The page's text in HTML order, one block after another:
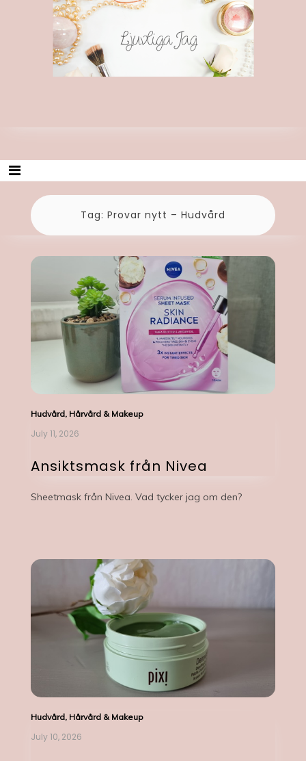
Ljuvliga Jag
Tag: Provar nytt – Hudvård
Hudvård, Hårvård & Makeup
July 11, 2026
Ansiktsmask från Nivea
Sheetmask från Nivea. Vad tycker jag om den?
Hudvård, Hårvård & Makeup
July 10, 2026